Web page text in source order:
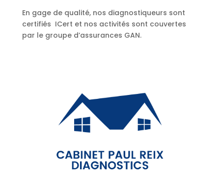
En gage de qualité, nos diagnostiqueurs sont
certifiés ICert et nos activités sont couvertes
par le groupe d’assurances GAN.